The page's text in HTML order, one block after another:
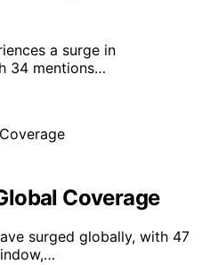
a surge in
34 mentions…
Coverage
surged globally, with 47